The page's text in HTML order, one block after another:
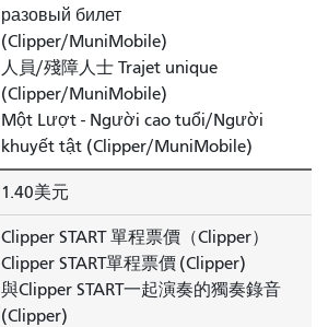
разовый билет
(Clipper/MuniMobile)
人員/殘障人士 Trajet unique
(Clipper/MuniMobile)
Một Lượt - Người cao tuổi/Người
khuyết tật (Clipper/MuniMobile)
1.40美元
Clipper START 單程票價（Clipper）
Clipper START單程票價(Clipper)
與Clipper START一起演奏的獨奏錄音
(Clipper)